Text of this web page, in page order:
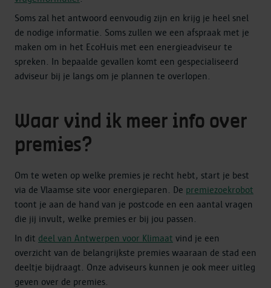
Soms zal het antwoord eenvoudig zijn en krijg je heel snel
de nodige informatie. Soms zullen we een afspraak met je
maken om in het EcoHuis met een energieadviseur te
spreken. In bepaalde gevallen komt een gespecialiseerd
adviseur bij je langs om je plannen te overlopen.
Waar vind ik meer info over
premies?
Om te weten op welke premies je recht hebt, start je best
via de Vlaamse site voor energieparen. De premiezoekrobot
toont je aan de hand van je postcode en een aantal vragen
die jij invult, welke premies er bij jou passen.
In dit deel van Antwerpen voor Klimaat vind je een
overzicht van de belangrijkste premies waaraan de stad een
deeltje bijdraagt. Onze adviseurs kunnen je ook meer uitleg
geven over de premies.